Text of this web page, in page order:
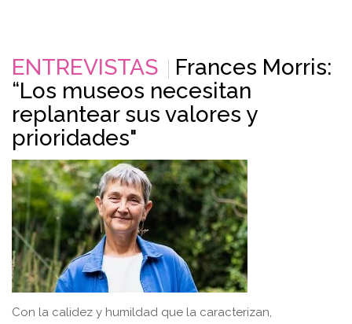
ENTREVISTAS
Frances Morris:
“Los museos necesitan
replantear sus valores y
prioridades"
Con la calidez y humildad que la caracterizan,